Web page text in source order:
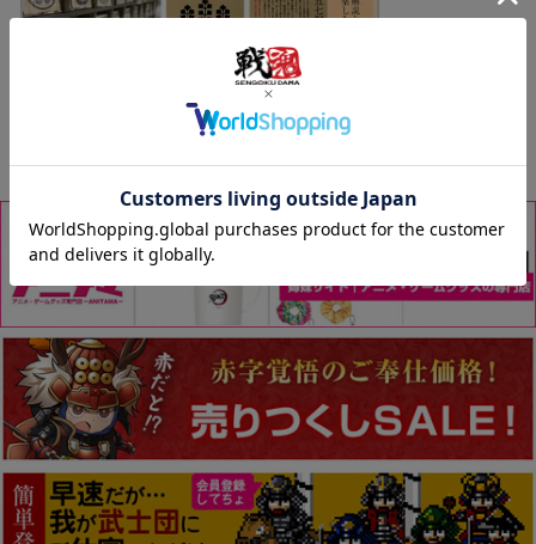
紋珈琲｜戦国武将の家紋コーヒー｜Mon Coffee